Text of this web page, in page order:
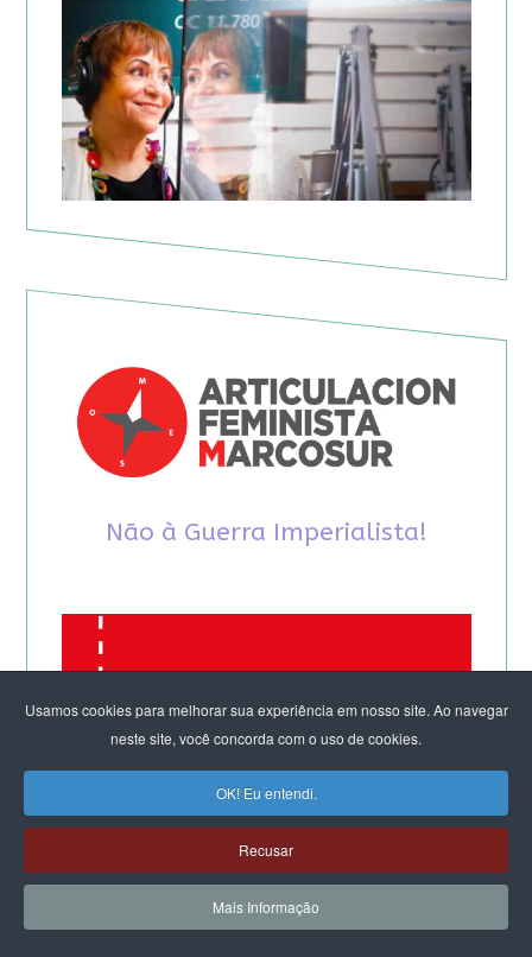
Usamos cookies para melhorar sua experiência em nosso site. Ao navegar
neste site, você concorda com o uso de cookies.
OK! Eu entendi.
Recusar
Mais Informação
Não à Guerra Imperialista!